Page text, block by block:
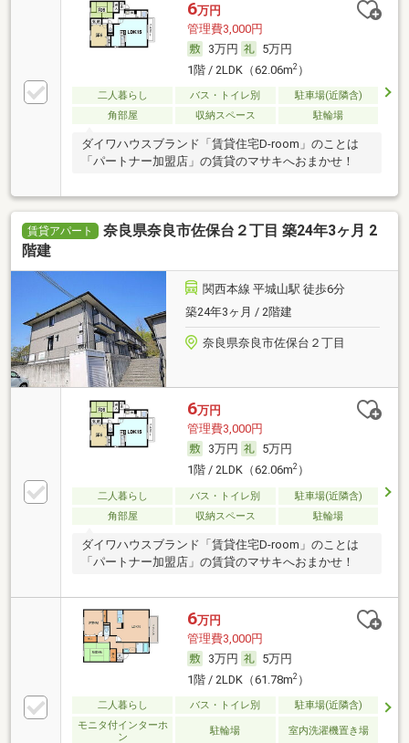
6万円
管理費3,000円
3万円
5万円
1階 / 2LDK（62.06m2）
二人暮らし バス・トイレ別
駐車場(近隣含)
角部屋
収納スペース 駐輪場
ダイワハウスブランド「賃貸住宅D-room」のことは
「パートナー加盟店」の賃貸のマサキへおまかせ！
賃貸アパート
奈良県奈良市佐保台２丁目 築24年3ヶ月 2
階建
関西本線 平城山駅 徒歩6分
築24年3ヶ月 / 2階建
奈良県奈良市佐保台２丁目
6万円
管理費3,000円
3万円
5万円
1階 / 2LDK（62.06m2）
二人暮らし バス・トイレ別
駐車場(近隣含)
角部屋
収納スペース 駐輪場
ダイワハウスブランド「賃貸住宅D-room」のことは
「パートナー加盟店」の賃貸のマサキへおまかせ！
6万円
管理費3,000円
3万円
5万円
1階 / 2LDK（61.78m2）
二人暮らし バス・トイレ別
駐車場(近隣含)
モニタ付インターホ
ン
駐輪場 室内洗濯機置き場